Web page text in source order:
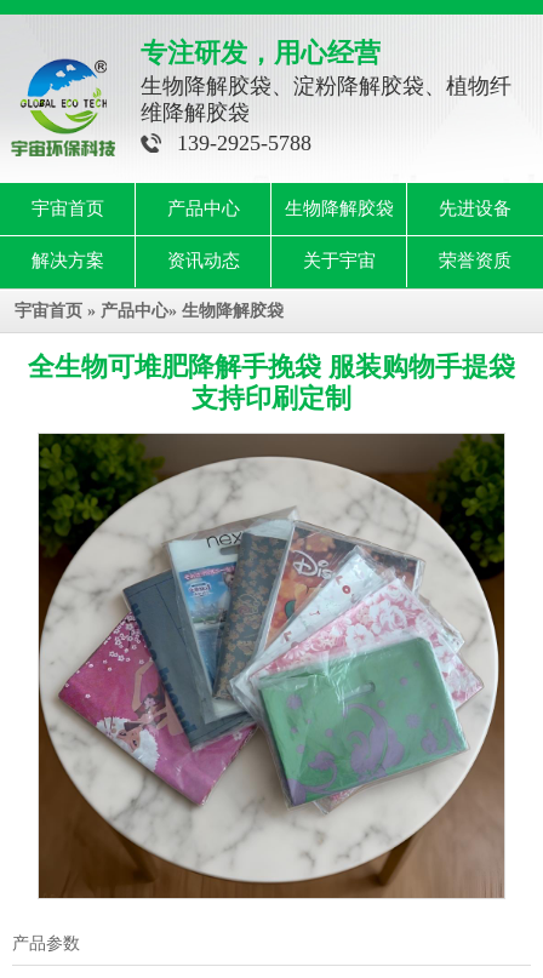
专注研发，用心经营
生物降解胶袋、淀粉降解胶袋、植物纤
维降解胶袋
139-2925-5788
宇宙首页 产品中心 生物降解胶袋 先进设备
解决方案 资讯动态 关于宇宙 荣誉资质
宇宙首页 » 产品中心» 生物降解胶袋
全生物可堆肥降解手挽袋 服装购物手提袋
支持印刷定制
产品参数